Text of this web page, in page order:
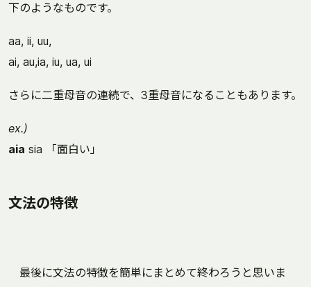
下のようなものです。
aa, ii, uu,
ai, au,ia, iu, ua, ui
さらに二重母音の連続で、3重母音になることもあります。
ex.)
aia sia 「面白い」
文法の特徴
最後に文法の特徴を簡単にまとめて終わろうと思いま